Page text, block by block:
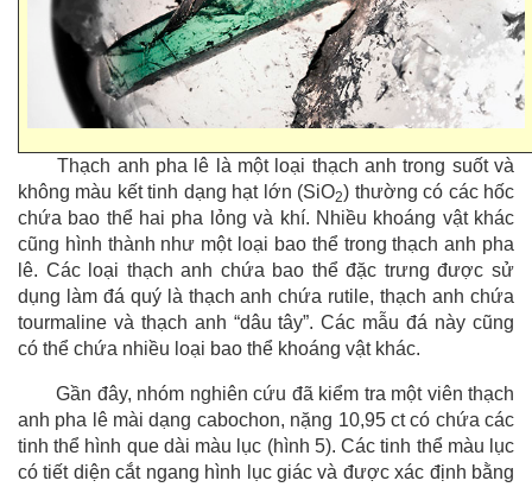
Thạch anh pha lê là một loại thạch anh trong suốt và
không màu kết tinh dạng hạt lớn (SiO2) thường có các hốc
chứa bao thể hai pha lỏng và khí. Nhiều khoáng vật khác
cũng hình thành như một loại bao thể trong thạch anh pha
lê. Các loại thạch anh chứa bao thể đặc trưng được sử
dụng làm đá quý là thạch anh chứa rutile, thạch anh chứa
tourmaline và thạch anh “dâu tây”. Các mẫu đá này cũng
có thể chứa nhiều loại bao thể khoáng vật khác.
Gần đây, nhóm nghiên cứu đã kiểm tra một viên thạch
anh pha lê mài dạng cabochon, nặng 10,95 ct có chứa các
tinh thể hình que dài màu lục (hình 5). Các tinh thể màu lục
có tiết diện cắt ngang hình lục giác và được xác định bằng